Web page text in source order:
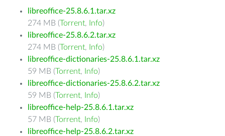
libreoffice-25.8.6.1.tar.xz
274 MB (Torrent, Info)
libreoffice-25.8.6.2.tar.xz
274 MB (Torrent, Info)
libreoffice-dictionaries-25.8.6.1.tar.xz
59 MB (Torrent, Info)
libreoffice-dictionaries-25.8.6.2.tar.xz
59 MB (Torrent, Info)
libreoffice-help-25.8.6.1.tar.xz
57 MB (Torrent, Info)
libreoffice-help-25.8.6.2.tar.xz